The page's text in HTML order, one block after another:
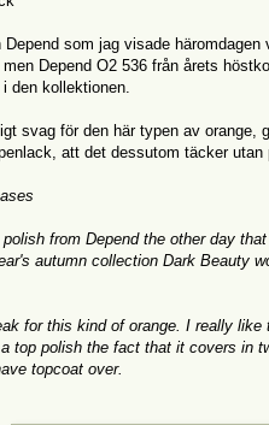
Depend som jag visade
men Depend O2 536 från årets
den kollektionen.
svag för den här typen av orange,
att det dessutom täcker
from Depend the other day
autumn collection Dark Beauty
for this kind of orange. I really
top polish the fact that it covers in
topcoat over.